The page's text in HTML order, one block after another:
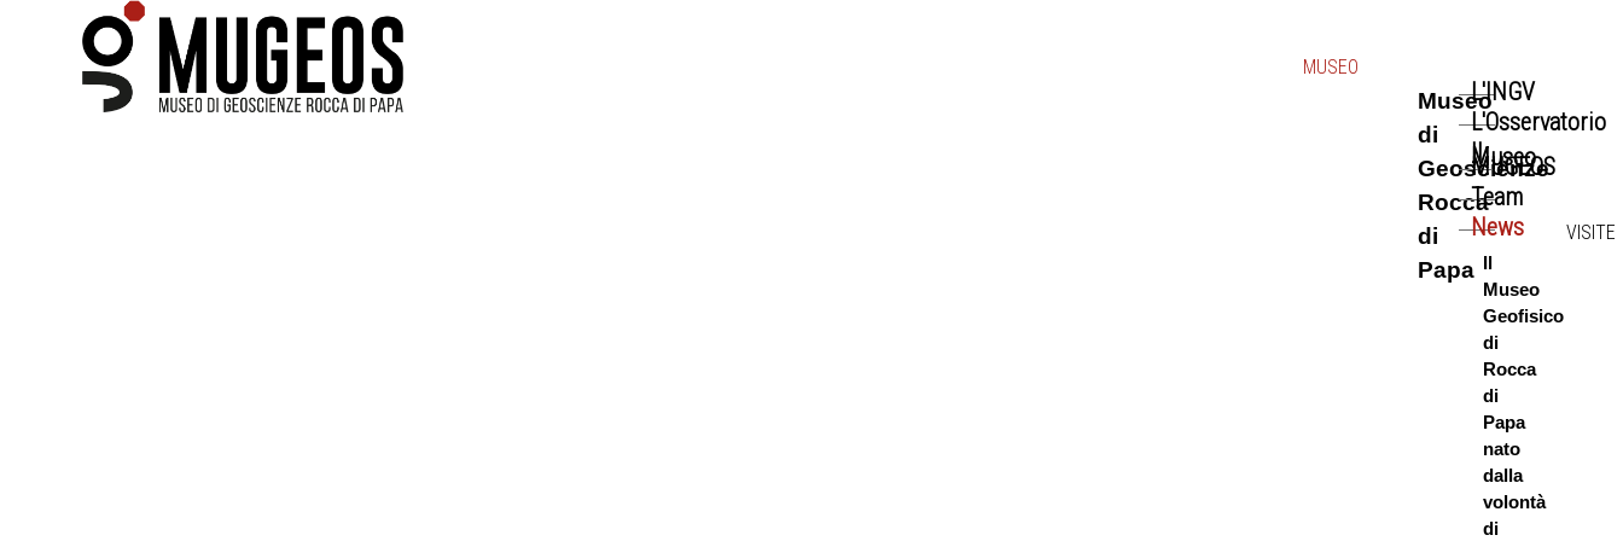
MUSEO
Museo
di
Geoscienze
Rocca
di
Papa
L'INGV
L'Osservatorio
Il
Museo
-
MUGEOS
Team
News
Museo
Geofisico
di
Rocca
di
Papa
nato
dalla
volontà
di
VISITE